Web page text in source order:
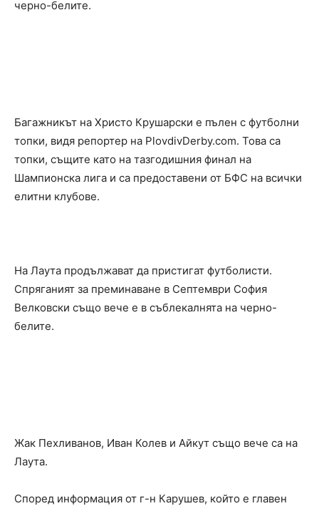
черно-белите.
Багажникът на Христо Крушарски е пълен с футболни
топки, видя репортер на PlovdivDerby.com. Това са
топки, същите като на тазгодишния финал на
Шампионска лига и са предоставени от БФС на всички
елитни клубове.
На Лаута продължават да пристигат футболисти.
Спряганият за преминаване в Септември София
Велковски също вече е в съблекалнята на черно-
белите.
Жак Пехливанов, Иван Колев и Айкут също вече са на
Лаута.
Според информация от г-н Карушев, който е главен